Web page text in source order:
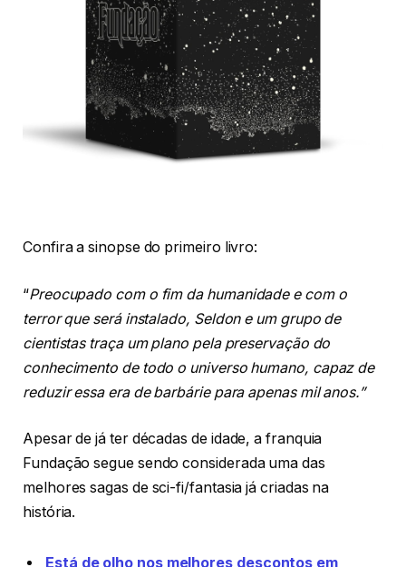
Confira a sinopse do primeiro livro:
“Preocupado com o fim da humanidade e com o
terror que será instalado, Seldon e um grupo de
cientistas traça um plano pela preservação do
conhecimento de todo o universo humano, capaz de
reduzir essa era de barbárie para apenas mil anos.”
Apesar de já ter décadas de idade, a franquia
Fundação segue sendo considerada uma das
melhores sagas de sci-fi/fantasia já criadas na
história.
Está de olho nos melhores descontos em